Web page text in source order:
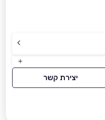
יצירת קשר